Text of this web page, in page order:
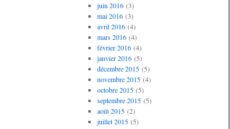
juin 2016(3)
mai 2016(3)
avril 2016(4)
mars 2016(4)
février 2016(4)
janvier 2016(5)
décembre 2015(5)
novembre 2015(4)
octobre 2015(5)
septembre 2015(5)
août 2015(2)
juillet 2015(5)